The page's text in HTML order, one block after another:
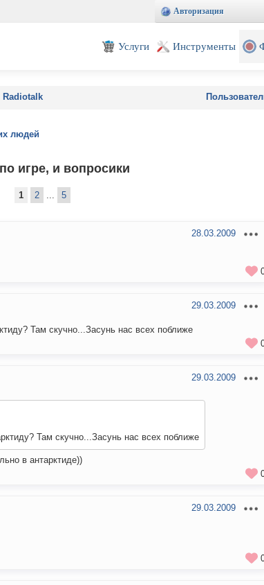
Авторизация
Услуги Инструменты
Radiotalk
людей
игре, и вопросики
1 2 ... 5
28.03.2009
29.03.2009
Там скучно...Засунь нас всех поближе
29.03.2009
Там скучно...Засунь нас всех поближе
в антарктиде))
29.03.2009